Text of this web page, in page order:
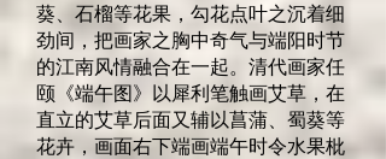
葵、石榴等花果，勾花点叶之沉着细
劲间，把画家之胸中奇气与端阳时节
的江南风情融合在一起。清代画家任
颐《端午图》以犀利笔触画艾草，在
直立的艾草后面又辅以菖蒲、蜀葵等
花卉，画面右下端画端午时令水果枇